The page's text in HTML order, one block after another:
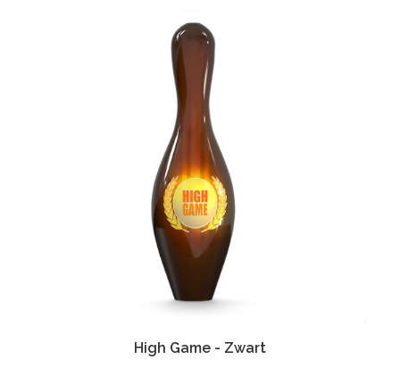
High Game - Zwart